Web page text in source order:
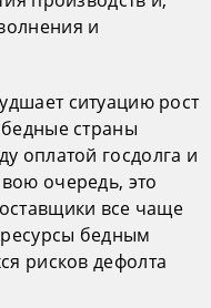
и
ситуацию рост
страны
оплатой госдолга и
очередь, это
все чаще
бедным
рисков дефолта